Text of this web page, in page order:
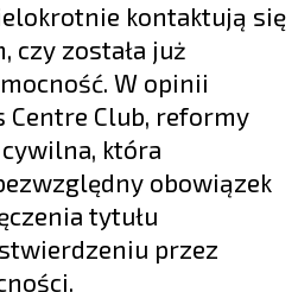
kontaktują się
czy została już
W opinii
Centre Club, reformy
która
obowiązek
tytułu
przez